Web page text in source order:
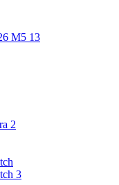
M5 13
2
3